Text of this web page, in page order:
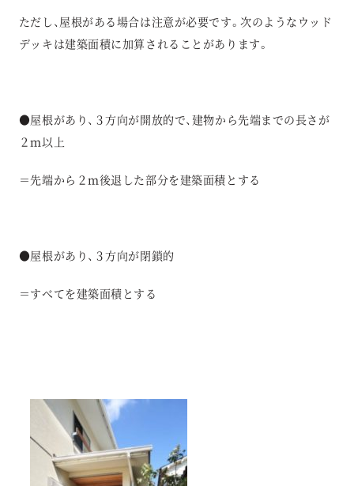
ただし、屋根がある場合は注意が必要です。次のようなウッド
デッキは建築面積に加算されることがあります。
●屋根があり、３方向が開放的で、建物から先端までの長さが
２ｍ以上
＝先端から２ｍ後退した部分を建築面積とする
●屋根があり、３方向が閉鎖的
＝すべてを建築面積とする